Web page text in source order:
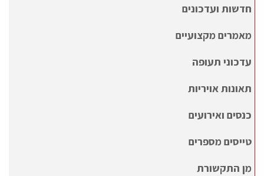
חדשות ועדכונים
מאמרים מקצועיים
עדכוני תעופה
תאונות אויריות
כנסים ואירועים
טייסים מספרים
מן התקשורת